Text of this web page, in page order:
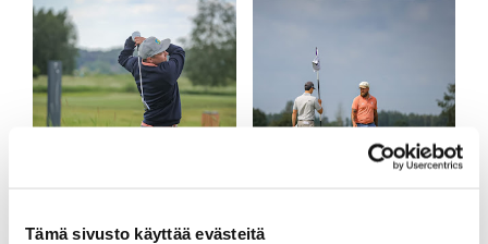
Tämä sivusto käyttää evästeitä